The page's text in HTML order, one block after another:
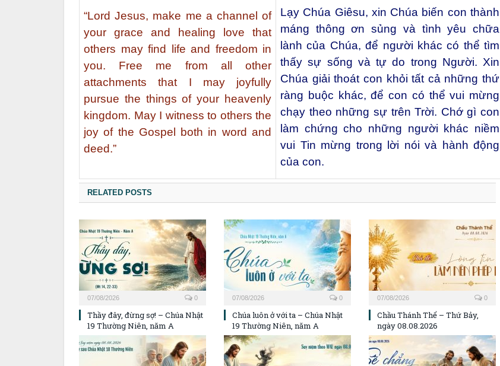
“Lord Jesus, make me a channel of
your grace and healing love that
others may find life and freedom in
you. Free me from all other
attachments that I may joyfully
pursue the things of your heavenly
kingdom. May I witness to others the
joy of the Gospel both in word and
deed.”
Lạy Chúa Giêsu, xin Chúa biến con thành
máng thông ơn sủng và tình yêu chữa
lành của Chúa, để người khác có thể tìm
thấy sự sống và tự do trong Người. Xin
Chúa giải thoát con khỏi tất cả những thứ
ràng buộc khác, để con có thể vui mừng
chạy theo những sự trên Trời. Chớ gì con
làm chứng cho những người khác niềm
vui Tin mừng trong lời nói và hành động
của con.
RELATED POSTS
07/08/2026 0
Thầy đây, đừng sợ! – Chúa Nhật
19 Thường Niên, năm A
07/08/2026 0
Chúa luôn ở với ta – Chúa Nhật
19 Thường Niên, năm A
07/08/2026 0
Chầu Thánh Thể – Thứ Bảy,
ngày 08.08.2026